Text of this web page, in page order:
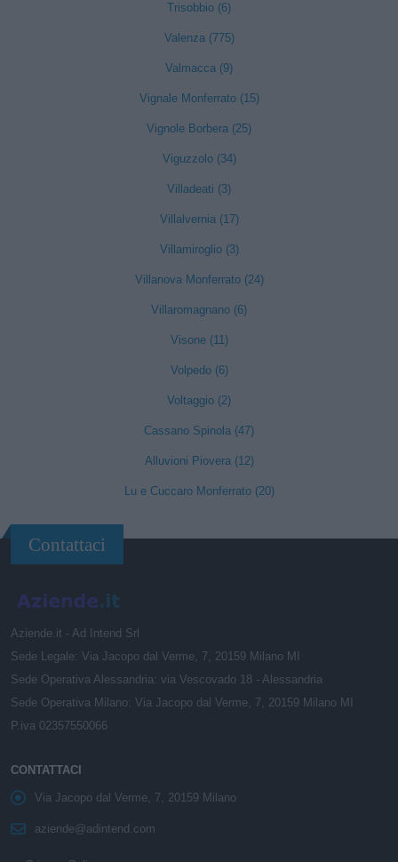
Trisobbio (6)
Valenza (775)
Valmacca (9)
Vignale Monferrato (15)
Vignole Borbera (25)
Viguzzolo (34)
Villadeati (3)
Villalvernia (17)
Villamiroglio (3)
Villanova Monferrato (24)
Villaromagnano (6)
Visone (11)
Volpedo (6)
Voltaggio (2)
Cassano Spinola (47)
Alluvioni Piovera (12)
Lu e Cuccaro Monferrato (20)
Contattaci
Aziende.it - Ad Intend Srl
Sede Legale: Via Jacopo dal Verme, 7, 20159 Milano MI
Sede Operativa Alessandria: via Vescovado 18 - Alessandria
Sede Operativa Milano: Via Jacopo dal Verme, 7, 20159 Milano MI
P.iva 02357550066
CONTATTACI
Via Jacopo dal Verme, 7, 20159 Milano
aziende@adintend.com